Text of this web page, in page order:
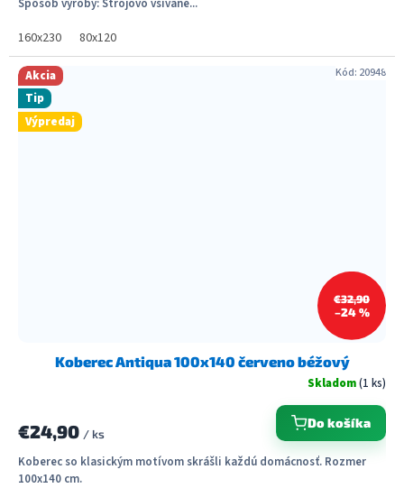
Spôsob výroby: Strojovo všívané...
160x230 80x120
Akcia
Tip
Výpredaj
€32,90
–24 %
Koberec Antiqua 100x140 červeno béžový
Skladom(1 ks)
€24,90 / ks
Do košíka
Koberec so klasickým motívom skrášli každú domácnosť. Rozmer
100x140 cm.
Kód: 20948